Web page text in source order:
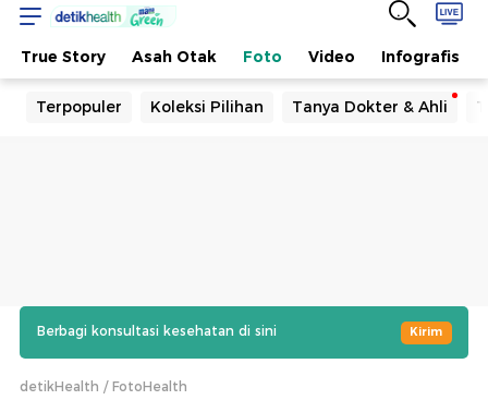
True Story Asah Otak Foto Video Infografis
Terpopuler Koleksi Pilihan Tanya Dokter & Ahli
Berbagi konsultasi kesehatan di sini Kirim
detikHealth FotoHealth